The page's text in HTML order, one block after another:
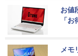
お値
「
メモ